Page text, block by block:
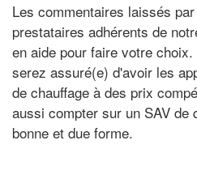
Les commentaires laissés
prestataires adhérents de
en aide pour faire votre
serez assuré(e) d'avoir les
de chauffage à des prix
aussi compter sur un SAV de
bonne et due forme.